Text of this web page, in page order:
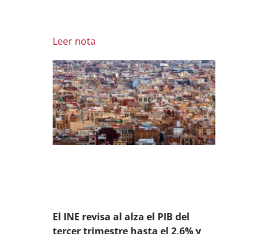
Leer nota
El INE revisa al alza el PIB del
tercer trimestre hasta el 2,6% y